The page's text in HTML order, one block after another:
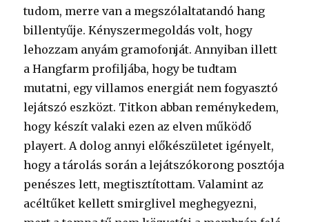
tudom, merre van a megszólaltatandó hang
billentyűje. Kényszermegoldás volt, hogy
lehozzam anyám gramofonját. Annyiban illett
a Hangfarm profiljába, hogy be tudtam
mutatni, egy villamos energiát nem fogyasztó
lejátszó eszközt. Titkon abban reménykedem,
hogy készít valaki ezen az elven működő
playert. A dolog annyi előkészületet igényelt,
hogy a tárolás során a lejátszókorong posztója
penészes lett, megtisztítottam. Valamint az
acéltűket kellett smirglivel meghegyezni,